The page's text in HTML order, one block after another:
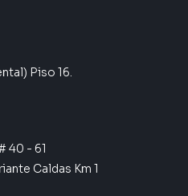
Piso 16.
40 - 61
Caldas Km 1